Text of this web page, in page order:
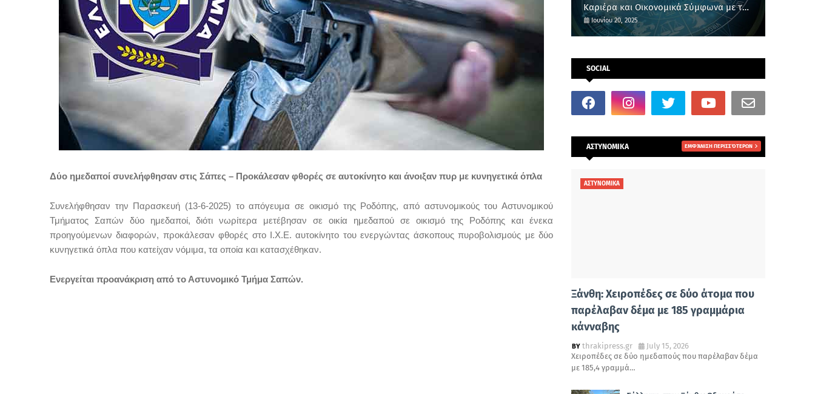
Δύο ημεδαποί συνελήφθησαν στις Σάπες – Προκάλεσαν φθορές σε αυτοκίνητο και άνοιξαν πυρ με κυνηγετικά όπλα
Συνελήφθησαν την Παρασκευή (13-6-2025) το απόγευμα σε οικισμό της Ροδόπης, από αστυνομικούς του Αστυνομικού
Τμήματος Σαπών δύο ημεδαποί, διότι νωρίτερα μετέβησαν σε οικία ημεδαπού σε οικισμό της Ροδόπης και ένεκα
προηγούμενων διαφορών, προκάλεσαν φθορές στο Ι.Χ.Ε. αυτοκίνητο του ενεργώντας άσκοπους πυροβολισμούς με δύο
κυνηγετικά όπλα που κατείχαν νόμιμα, τα οποία και κατασχέθηκαν.
Ενεργείται προανάκριση από το Αστυνομικό Τμήμα Σαπών.
Καριέρα και Οικονομικά Σύμφωνα με το
Ζώδιό σου
Ιουνίου 20, 2025
SOCIAL
ΑΣΤΥΝΟΜΙΚΑ ΕΜΦΆΝΙΣΗ ΠΕΡΙΣΣΌΤΕΡΩΝ
ΑΣΤΥΝΟΜΙΚΑ
Ξάνθη: Χειροπέδες σε δύο άτομα που
παρέλαβαν δέμα με 185 γραμμάρια
κάνναβης
thrakipress.gr
July 15, 2026
Χειροπέδες σε δύο ημεδαπούς που παρέλαβαν δέμα
με 185,4 γραμμά…